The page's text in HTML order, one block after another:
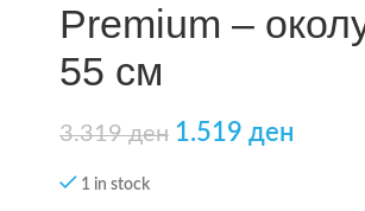
Premium –
55 см
3.319ден 1.519 ден
1 in stock